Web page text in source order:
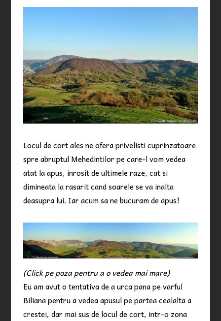
Locul de cort ales ne ofera privelisti cuprinzatoare
spre abruptul Mehedintilor pe care-l vom vedea
atat la apus, inrosit de ultimele raze, cat si
dimineata la rasarit cand soarele se va inalta
deasupra lui. Iar acum sa ne bucuram de apus!
(Click pe poza pentru a o vedea mai mare)
Eu am avut o tentativa de a urca pana pe varful
Biliana pentru a vedea apusul pe partea cealalta a
crestei, dar mai sus de locul de cort, intr-o zona